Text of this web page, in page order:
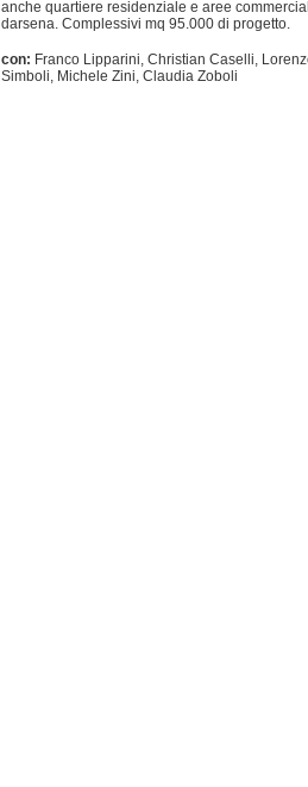
anche quartiere residenziale e aree
darsena. Complessivi mq 95.000 di progetto.
con: Franco Lipparini, Christian Caselli,
Simboli, Michele Zini, Claudia Zoboli